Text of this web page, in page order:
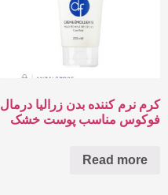
کرم نرم کننده بدن زرالیا درمال
فوکوس مناسب پوست خشک
Read more